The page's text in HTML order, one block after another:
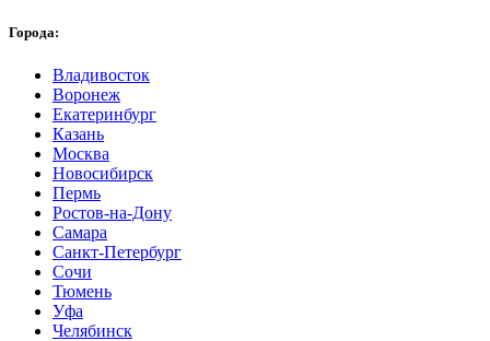
Города:
Владивосток
Воронеж
Екатеринбург
Казань
Москва
Новосибирск
Пермь
Ростов-на-Дону
Самара
Санкт-Петербург
Сочи
Тюмень
Уфа
Челябинск